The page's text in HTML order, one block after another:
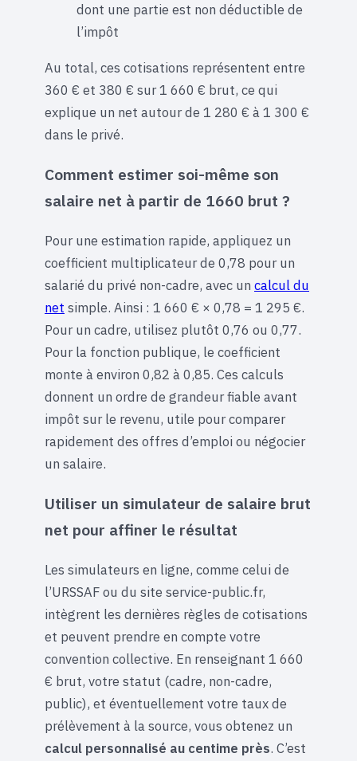
dont une partie est non déductible de
l’impôt
Au total, ces cotisations représentent entre
360 € et 380 € sur 1 660 € brut, ce qui
explique un net autour de 1 280 € à 1 300 €
dans le privé.
Comment estimer soi-même son
salaire net à partir de 1660 brut ?
Pour une estimation rapide, appliquez un
coefficient multiplicateur de 0,78 pour un
salarié du privé non-cadre, avec un calcul du
net simple. Ainsi : 1 660 € × 0,78 = 1 295 €.
Pour un cadre, utilisez plutôt 0,76 ou 0,77.
Pour la fonction publique, le coefficient
monte à environ 0,82 à 0,85. Ces calculs
donnent un ordre de grandeur fiable avant
impôt sur le revenu, utile pour comparer
rapidement des offres d’emploi ou négocier
un salaire.
Utiliser un simulateur de salaire brut
net pour affiner le résultat
Les simulateurs en ligne, comme celui de
l’URSSAF ou du site service-public.fr,
intègrent les dernières règles de cotisations
et peuvent prendre en compte votre
convention collective. En renseignant 1 660
€ brut, votre statut (cadre, non-cadre,
public), et éventuellement votre taux de
prélèvement à la source, vous obtenez un
calcul personnalisé au centime près. C’est